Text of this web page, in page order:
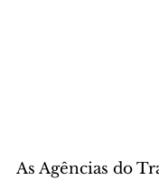
As Agências do